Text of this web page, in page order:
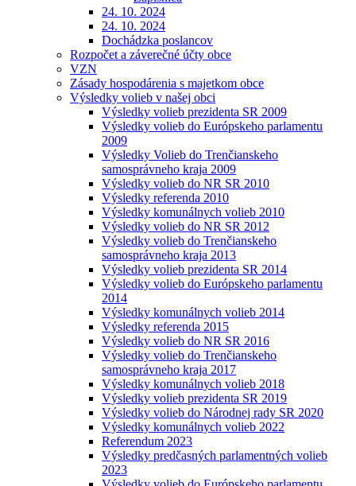
24. 10. 2024
24. 10. 2024
Dochádzka poslancov
Rozpočet a záverečné účty obce
VZN
Zásady hospodárenia s majetkom obce
Výsledky volieb v našej obci
Výsledky volieb prezidenta SR 2009
Výsledky volieb do Európskeho parlamentu
2009
Výsledky Volieb do Trenčianskeho
samosprávneho kraja 2009
Výsledky volieb do NR SR 2010
Výsledky referenda 2010
Výsledky komunálnych volieb 2010
Výsledky volieb do NR SR 2012
Výsledky volieb do Trenčianskeho
samosprávneho kraja 2013
Výsledky volieb prezidenta SR 2014
Výsledky volieb do Európskeho parlamentu
2014
Výsledky komunálnych volieb 2014
Výsledky referenda 2015
Výsledky volieb do NR SR 2016
Výsledky volieb do Trenčianskeho
samosprávneho kraja 2017
Výsledky komunálnych volieb 2018
Výsledky volieb prezidenta SR 2019
Výsledky volieb do Národnej rady SR 2020
Výsledky komunálnych volieb 2022
Referendum 2023
Výsledky predčasných parlamentných volieb
2023